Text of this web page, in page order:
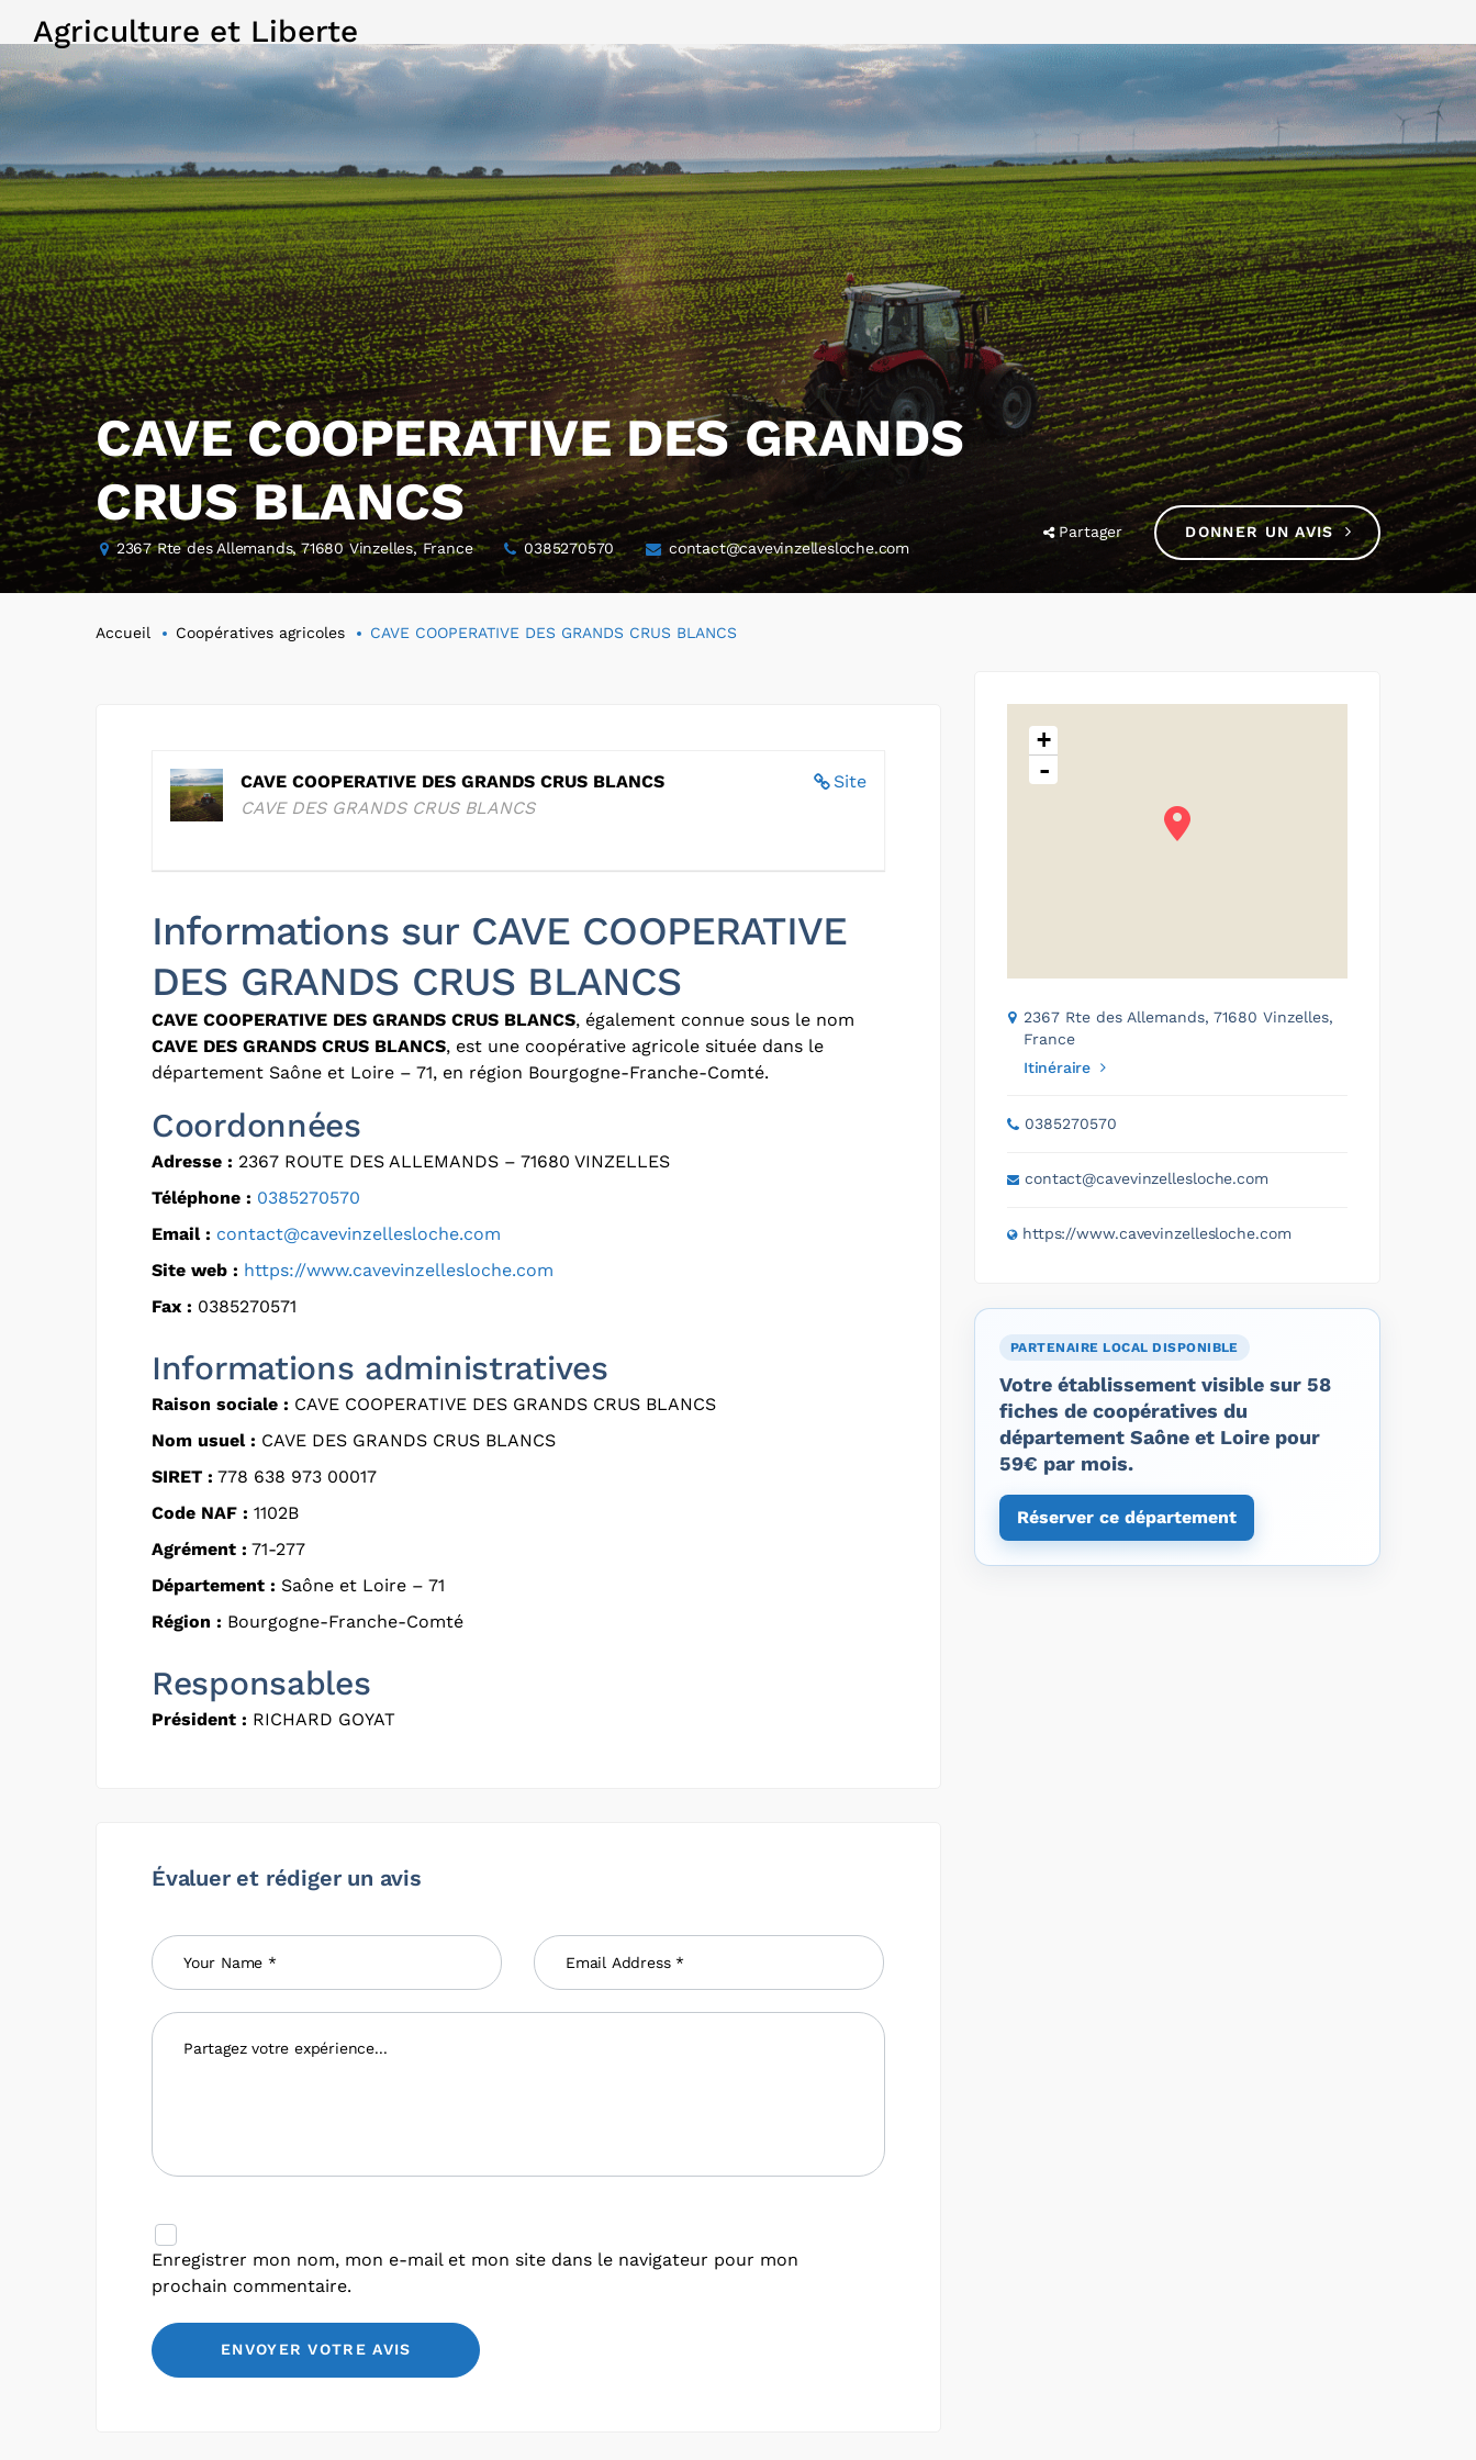
Agriculture et Liberte
CAVE COOPERATIVE DES GRANDS
CRUS BLANCS
2367 Rte des Allemands, 71680 Vinzelles, France 0385270570 contact@cavevinzellesloche.com
Partager DONNER UN AVIS
Accueil Coopératives agricoles CAVE COOPERATIVE DES GRANDS CRUS BLANCS
Site
CAVE COOPERATIVE DES GRANDS CRUS BLANCS
CAVE DES GRANDS CRUS BLANCS
Informations sur CAVE COOPERATIVE
DES GRANDS CRUS BLANCS
CAVE COOPERATIVE DES GRANDS CRUS BLANCS, également connue sous le nom
CAVE DES GRANDS CRUS BLANCS, est une coopérative agricole située dans le
département Saône et Loire – 71, en région Bourgogne-Franche-Comté.
Coordonnées
Adresse : 2367 ROUTE DES ALLEMANDS – 71680 VINZELLES
Téléphone : 0385270570
Email : contact@cavevinzellesloche.com
Site web : https://www.cavevinzellesloche.com
Fax : 0385270571
Informations administratives
Raison sociale : CAVE COOPERATIVE DES GRANDS CRUS BLANCS
Nom usuel : CAVE DES GRANDS CRUS BLANCS
SIRET : 778 638 973 00017
Code NAF : 1102B
Agrément : 71-277
Département : Saône et Loire – 71
Région : Bourgogne-Franche-Comté
Responsables
Président : RICHARD GOYAT
Évaluer et rédiger un avis
Enregistrer mon nom, mon e-mail et mon site dans le navigateur pour mon
prochain commentaire.
+
-
2367 Rte des Allemands, 71680 Vinzelles,
France
Itinéraire
0385270570
contact@cavevinzellesloche.com
https://www.cavevinzellesloche.com
PARTENAIRE LOCAL DISPONIBLE
Votre établissement visible sur 58
fiches de coopératives du
département Saône et Loire pour
59€ par mois.
Réserver ce département